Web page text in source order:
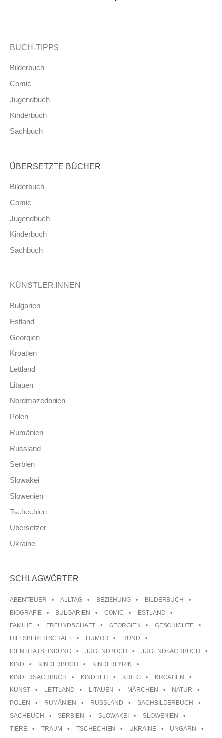
BUCH-TIPPS
Bilderbuch
Comic
Jugendbuch
Kinderbuch
Sachbuch
ÜBERSETZTE BÜCHER
Bilderbuch
Comic
Jugendbuch
Kinderbuch
Sachbuch
KÜNSTLER:INNEN
Bulgarien
Estland
Georgien
Kroatien
Lettland
Litauen
Nordmazedonien
Polen
Rumänien
Russland
Serbien
Slowakei
Slowenien
Tschechien
Übersetzer
Ukraine
SCHLAGWÖRTER
ABENTEUER ALLTAG BEZIEHUNG
BILDERBUCH
BIOGRAFIE
BULGARIEN COMIC
ESTLAND
FAMILIE
FREUNDSCHAFT GEORGIEN
GESCHICHTE
HILFSBEREITSCHAFT
HUMOR
HUND
IDENTITÄTSFINDUNG
JUGENDBUCH
JUGENDSACHBUCH
KIND
KINDERBUCH
KINDERLYRIK
KINDERSACHBUCH
KINDHEIT KRIEG
KROATIEN
KUNST
LETTLAND LITAUEN MÄRCHEN
NATUR
POLEN
RUMÄNIEN RUSSLAND
SACHBILDERBUCH
SACHBUCH
SERBIEN SLOWAKEI
SLOWENIEN
TIERE
TRAUM TSCHECHIEN UKRAINE
UNGARN